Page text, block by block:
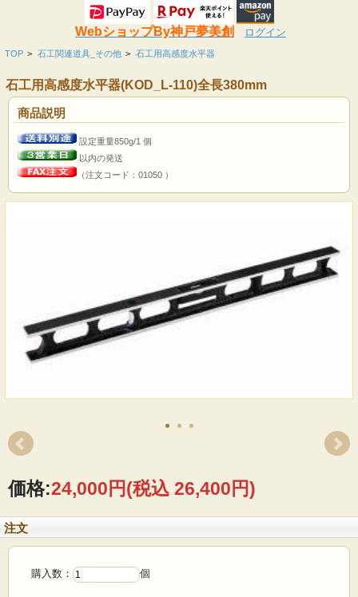
WebショップBy神戸夢美創 ログイン
TOP > 石工関連道具_その他 > 石工用高感度水平器
石工用高感度水平器(KOD_L-110)全長380mm
商品説明
設定重量850g/1 個
以内の発送
（注文コード：01050 ）
価格:24,000円(税込 26,400円)
注文
購入数： 個